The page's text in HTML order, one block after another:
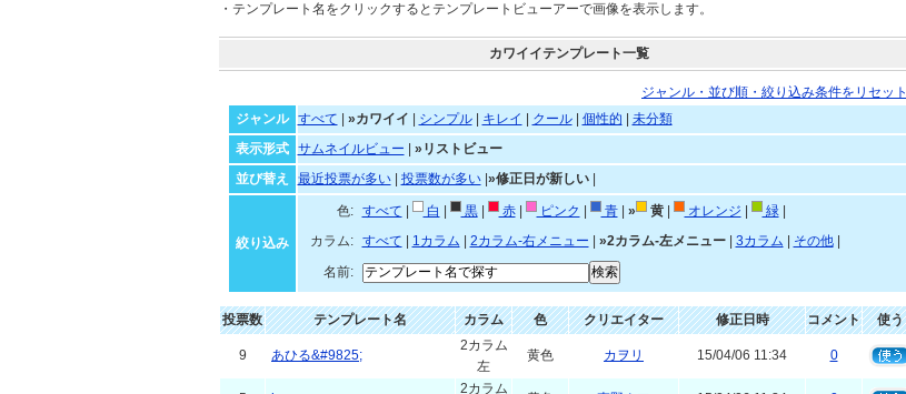
・テンプレート名をクリックするとテンプレートビューアーで画像を表示します。
カワイイテンプレート一覧
ジャンル・並び順・絞り込み条件をリセット
ジャンル
すべて »カワイイ シンプル| キレイ クール| 個性的
未分類
表示形式
サムネイルビュー
»リストビュー
並び替え
最近投票が多い| 投票数が多い| »修正日が新しい|
絞り込み
色: すべて 白 黒| 赤| ピンク 青| » 黄| オレンジ 緑|
カラム:
すべて 1カラム 2カラム-右メニュー »2カラム-左メニュー| 3カラム その他|
名前:
投票数 テンプレート名 カラム 色 クリエイター 修正日時 コメント 使う
9 あひる&#9825;
2カラム
左
黄色 カヲリ 15/04/06 11:34 0
2カラム